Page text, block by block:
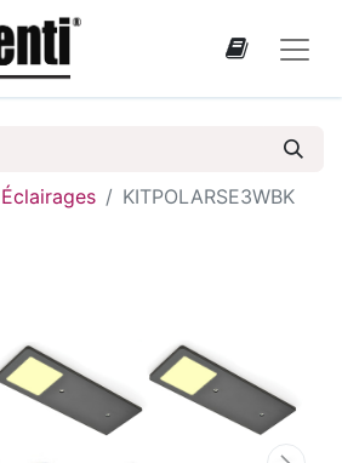
Éclairages KITPOLARSE3WBK